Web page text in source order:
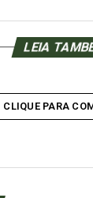
LEIA
CLIQUE PARA